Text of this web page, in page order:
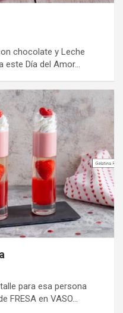
chocolate y Leche
este Día del Amor…
para esa persona
FRESA en VASO…